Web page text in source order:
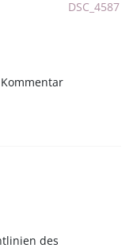
DSC_4587
des